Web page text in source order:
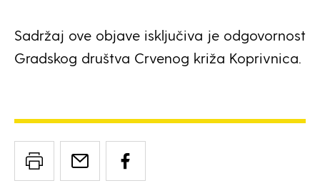
Sadržaj ove objave isključiva je odgovornost
Gradskog društva Crvenog križa Koprivnica.